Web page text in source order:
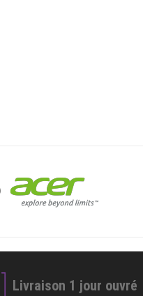
Livraison 1 jour ouvré